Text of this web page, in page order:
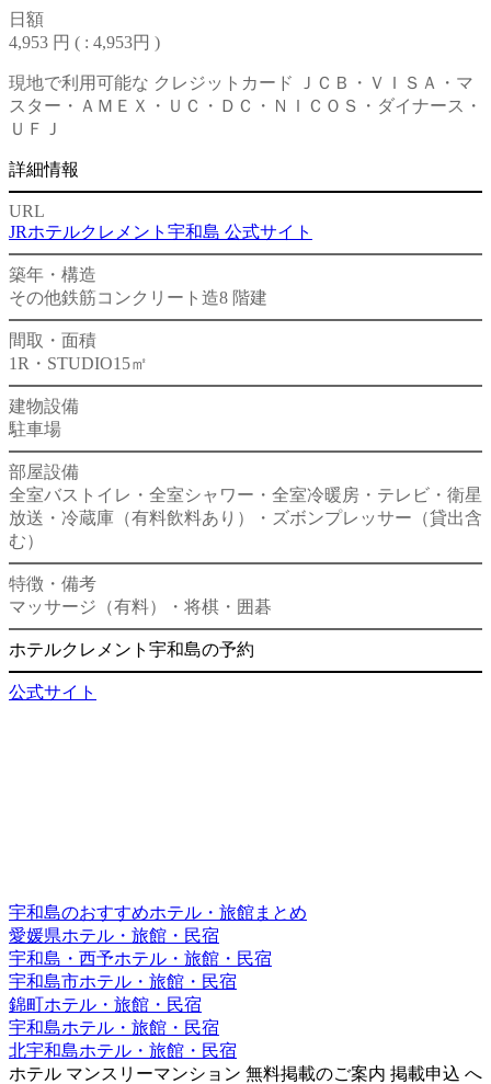
日額
4,953 円 ( : 4,953円 )
現地で利用可能な クレジットカード ＪＣＢ・ＶＩＳＡ・マ
スター・ＡＭＥＸ・ＵＣ・ＤＣ・ＮＩＣＯＳ・ダイナース・
ＵＦＪ
詳細情報
URL
JRホテルクレメント宇和島 公式サイト
築年・構造
その他鉄筋コンクリート造8 階建
間取・面積
1R・STUDIO15㎡
建物設備
駐車場
部屋設備
全室バストイレ・全室シャワー・全室冷暖房・テレビ・衛星
放送・冷蔵庫（有料飲料あり）・ズボンプレッサー（貸出含
む）
特徴・備考
マッサージ（有料）・将棋・囲碁
ホテルクレメント宇和島の予約
公式サイト
宇和島のおすすめホテル・旅館まとめ
愛媛県ホテル・旅館・民宿
宇和島・西予ホテル・旅館・民宿
宇和島市ホテル・旅館・民宿
錦町ホテル・旅館・民宿
宇和島ホテル・旅館・民宿
北宇和島ホテル・旅館・民宿
ホテル マンスリーマンション 無料掲載のご案内 掲載申込 へ